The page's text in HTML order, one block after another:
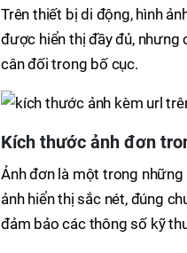
Trên thiết bị di động, hình
được hiển thị đầy đủ, nhưng
cân đối trong bố cục.
Kích thước ảnh đơn
Ảnh đơn là một trong những
ảnh hiển thị sắc nét, đúng
đảm bảo các thông số kỹ